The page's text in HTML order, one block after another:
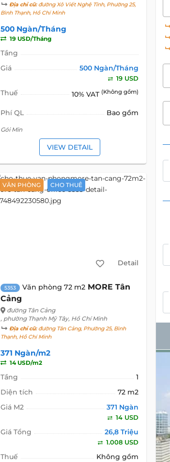
Địa chỉ cũ:đường Xô Viết Nghệ Tĩnh, Phường 25,
Bình Thạnh, Hồ Chí Minh
500 Ngàn/Tháng
19 USD/Tháng
Tầng
Giá
500 Ngàn/Tháng
19 USD
Thuế 10% VAT (Không gồm)
Phí QL Bao gồm
Gói Min
VIEW DETAIL
VĂN PHÒNG CHO THUÊ
Detail
5353 Văn phòng 72 m2 MORE Tân
Cảng
đường Tân Cảng
, phường Thạnh Mỹ Tây, Hồ Chí Minh
Địa chỉ cũ:đường Tân Cảng, Phường 25, Bình
Thạnh, Hồ Chí Minh
371 Ngàn/m2
14 USD/m2
Tầng
1
Diện tích
72 m2
Giá M2
371 Ngàn
14 USD
Giá Tổng 26,8 Triệu
1.008 USD
Thuế Không gồm